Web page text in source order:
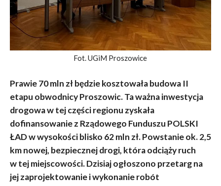
Fot. UGiM Proszowice
Prawie 70 mln zł będzie kosztowała budowa II
etapu obwodnicy Proszowic. Ta ważna inwestycja
drogowa w tej części regionu zyskała
dofinansowanie z Rządowego Funduszu POLSKI
ŁAD w wysokości blisko 62 mln zł. Powstanie ok. 2,5
km nowej, bezpiecznej drogi, która odciąży ruch
w tej miejscowości. Dzisiaj ogłoszono przetarg na
jej zaprojektowanie i wykonanie robót